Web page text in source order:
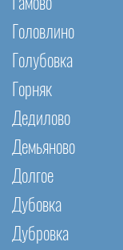
Гамово
Головлино
Голубовка
Горняк
Дедилово
Демьяново
Долгое
Дубовка
Дубровка